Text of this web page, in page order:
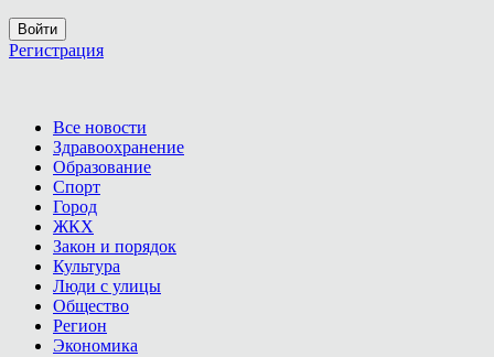
Войти
Регистрация
Все новости
Здравоохранение
Образование
Спорт
Город
ЖКХ
Закон и порядок
Культура
Люди с улицы
Общество
Регион
Экономика